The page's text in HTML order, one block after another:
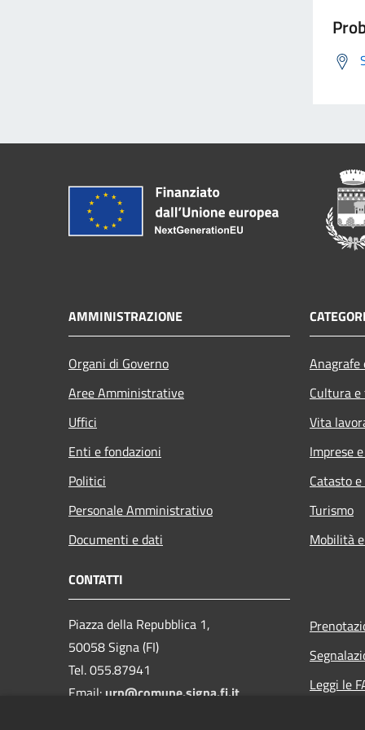
AMMINISTRAZIONE
Organi di Governo
Aree Amministrative
Uffici
Enti e fondazioni
Politici
Personale Amministrativo
Documenti e dati
Cultura
Vita
Imprese
Catasto
Turismo
Mobilità
CONTATTI
Piazza della Repubblica 1,
50058 Signa (FI)
Tel. 055.87941
Email:urp@comune.signa.fi.it
Leggi le